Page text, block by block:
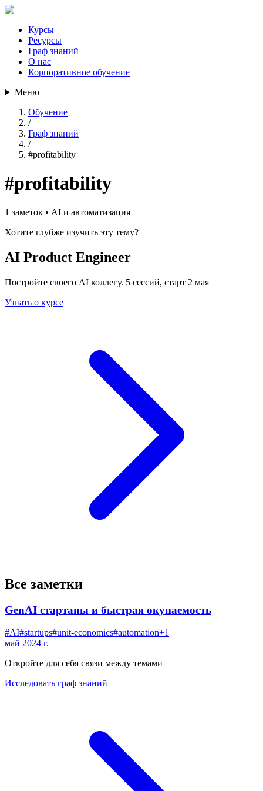
Курсы
Ресурсы
Граф знаний
О нас
Корпоративное обучение
Меню
Обучение
/
Граф знаний
/
#profitability
#profitability
1 заметок • AI и автоматизация
Хотите глубже изучить эту тему?
AI Product Engineer
Постройте своего AI коллегу. 5 сессий, старт 2 мая
Узнать о курсе
Все заметки
GenAI стартапы и быстрая окупаемость
#AI#startups#unit-economics#automation+1
май 2024 г.
Откройте для себя связи между темами
Исследовать граф знаний